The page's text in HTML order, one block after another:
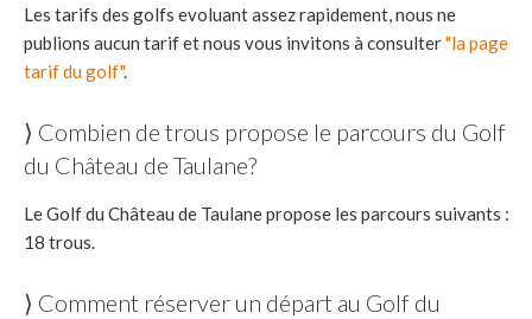
Les tarifs des golfs evoluant assez rapidement, nous ne
publions aucun tarif et nous vous invitons à consulter"la page
tarif du golf".
⟩ Combien de trous propose le parcours du Golf
du Château de Taulane?
Le Golf du Château de Taulane propose les parcours suivants :
18 trous.
⟩ Comment réserver un départ au Golf du